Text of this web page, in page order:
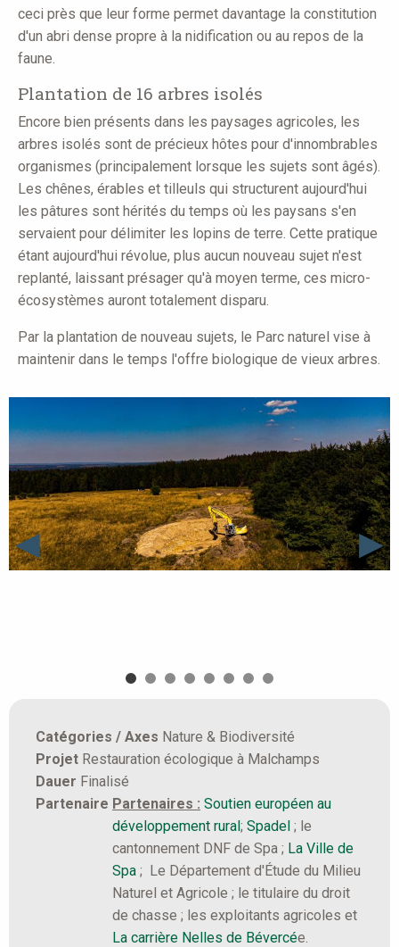
ceci près que leur forme permet davantage la constitution
d'un abri dense propre à la nidification ou au repos de la
faune.
Plantation de 16 arbres isolés
Encore bien présents dans les paysages agricoles, les
arbres isolés sont de précieux hôtes pour d'innombrables
organismes (principalement lorsque les sujets sont âgés).
Les chênes, érables et tilleuls qui structurent aujourd'hui
les pâtures sont hérités du temps où les paysans s'en
servaient pour délimiter les lopins de terre. Cette pratique
étant aujourd'hui révolue, plus aucun nouveau sujet n'est
replanté, laissant présager qu'à moyen terme, ces micro-
écosystèmes auront totalement disparu.
Par la plantation de nouveau sujets, le Parc naturel vise à
maintenir dans le temps l'offre biologique de vieux arbres.
Catégories / Axes Nature & Biodiversité
Projet Restauration écologique à Malchamps
Dauer Finalisé
Partenaire Partenaires : Soutien européen au
développement rural; Spadel ; le
cantonnement DNF de Spa ; La Ville de
Spa ; Le Département d'Étude du Milieu
Naturel et Agricole ; le titulaire du droit
de chasse ; les exploitants agricoles et
La carrière Nelles de Bévercée.